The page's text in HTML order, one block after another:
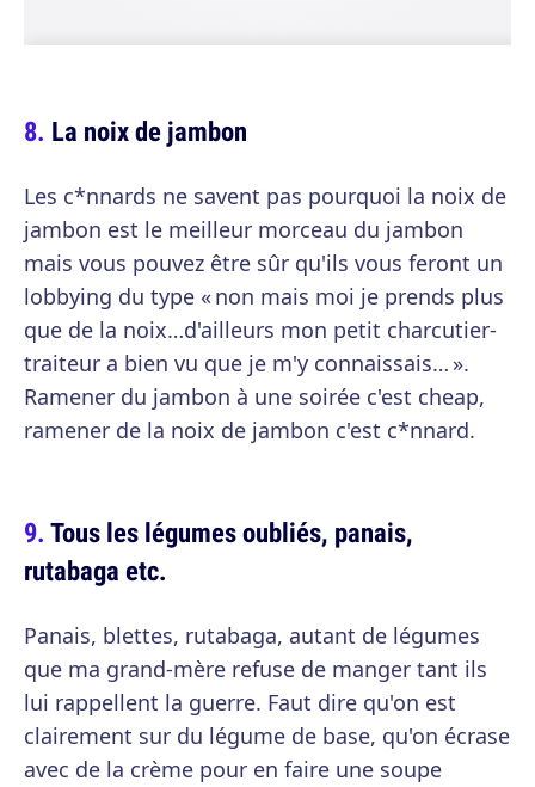
La noix de jambon
Les c*nnards ne savent pas pourquoi la noix de
jambon est le meilleur morceau du jambon
mais vous pouvez être sûr qu'ils vous feront un
lobbying du type « non mais moi je prends plus
que de la noix…d'ailleurs mon petit charcutier-
traiteur a bien vu que je m'y connaissais… ».
Ramener du jambon à une soirée c'est cheap,
ramener de la noix de jambon c'est c*nnard.
Tous les légumes oubliés, panais,
rutabaga etc.
Panais, blettes, rutabaga, autant de légumes
que ma grand-mère refuse de manger tant ils
lui rappellent la guerre. Faut dire qu'on est
clairement sur du légume de base, qu'on écrase
avec de la crème pour en faire une soupe